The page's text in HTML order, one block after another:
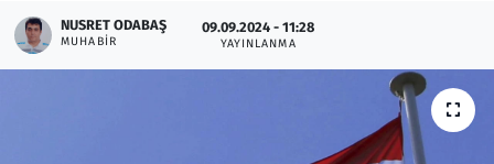
NUSRET ODABAŞ
MUHABIR
09.09.2024 - 11:28
YAYINLANMA
Otomobil
Oyun